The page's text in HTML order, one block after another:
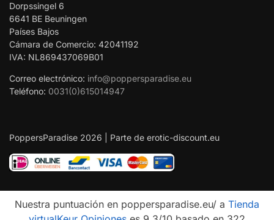
Dorpssingel 6
6641 BE Beuningen
Países Bajos
Cámara de Comercio: 42041192
IVA: NL869437069B01
Correo electrónico: info@poppersparadise.eu
Teléfono: 0031(0)615014947
PoppersParadise 2026 | Parte de erotic-discount.eu
Nuestra puntuación en poppersparadise.eu/ a Tienda